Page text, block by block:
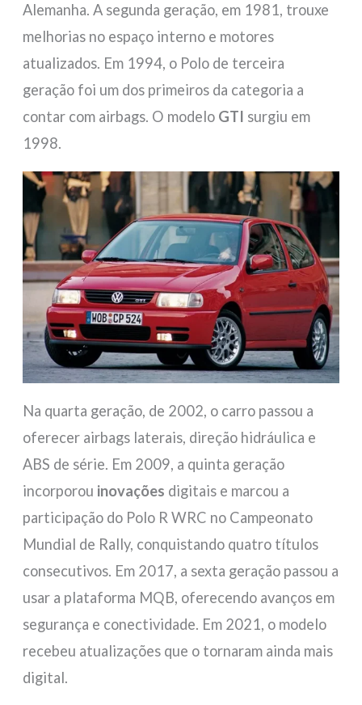
Alemanha. A segunda geração, em 1981, trouxe
melhorias no espaço interno e motores
atualizados. Em 1994, o Polo de terceira
geração foi um dos primeiros da categoria a
contar com airbags. O modelo GTI surgiu em
1998.
Na quarta geração, de 2002, o carro passou a
oferecer airbags laterais, direção hidráulica e
ABS de série. Em 2009, a quinta geração
incorporou inovações digitais e marcou a
participação do Polo R WRC no Campeonato
Mundial de Rally, conquistando quatro títulos
consecutivos. Em 2017, a sexta geração passou a
usar a plataforma MQB, oferecendo avanços em
segurança e conectividade. Em 2021, o modelo
recebeu atualizações que o tornaram ainda mais
digital.